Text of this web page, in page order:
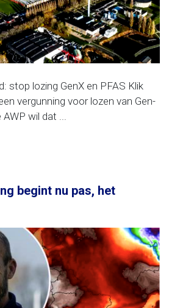
stop lozing GenX en PFAS Klik
vergunning voor lozen van Gen-
AWP wil dat ...
begint nu pas, het